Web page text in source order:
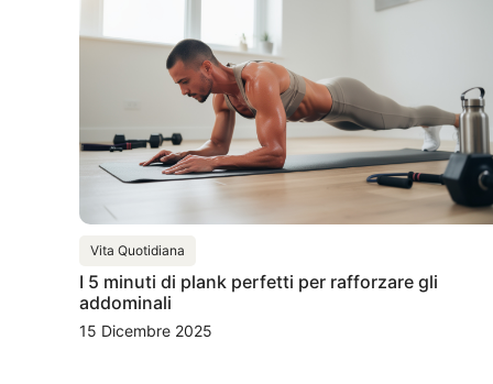
Vita Quotidiana
I 5 minuti di plank perfetti per rafforzare gli
addominali
15 Dicembre 2025